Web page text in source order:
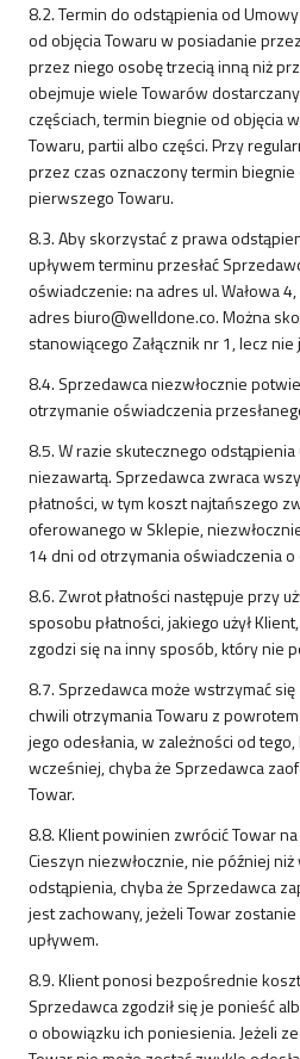
8.2. Termin do odstąpienia od
od objęcia Towaru w posiadanie
przez niego osobę trzecią inną niż
obejmuje wiele Towarów
częściach, termin biegnie od objęcia
Towaru, partii albo części. Przy
przez czas oznaczony termin
pierwszego Towaru.
8.3. Aby skorzystać z prawa
upływem terminu przesłać
oświadczenie: na adres ul. Wałowa
adres biuro@welldone.co. Można
stanowiącego Załącznik nr 1, lecz
8.4. Sprzedawca niezwłocznie
otrzymanie oświadczenia
8.5. W razie skutecznego
niezawartą. Sprzedawca zwraca
płatności, w tym koszt najtańszego
oferowanego w Sklepie,
14 dni od otrzymania oświadczenia
8.6. Zwrot płatności następuje przy
sposobu płatności, jakiego użył
zgodzi się na inny sposób, który nie
8.7. Sprzedawca może wstrzymać
chwili otrzymania Towaru z
jego odesłania, w zależności od
wcześniej, chyba że Sprzedawca
Towar.
8.8. Klient powinien zwrócić Towar
Cieszyn niezwłocznie, nie później
odstąpienia, chyba że Sprzedawca
jest zachowany, jeżeli Towar
upływem.
8.9. Klient ponosi bezpośrednie
Sprzedawca zgodził się je ponieść
o obowiązku ich poniesienia. Jeżeli